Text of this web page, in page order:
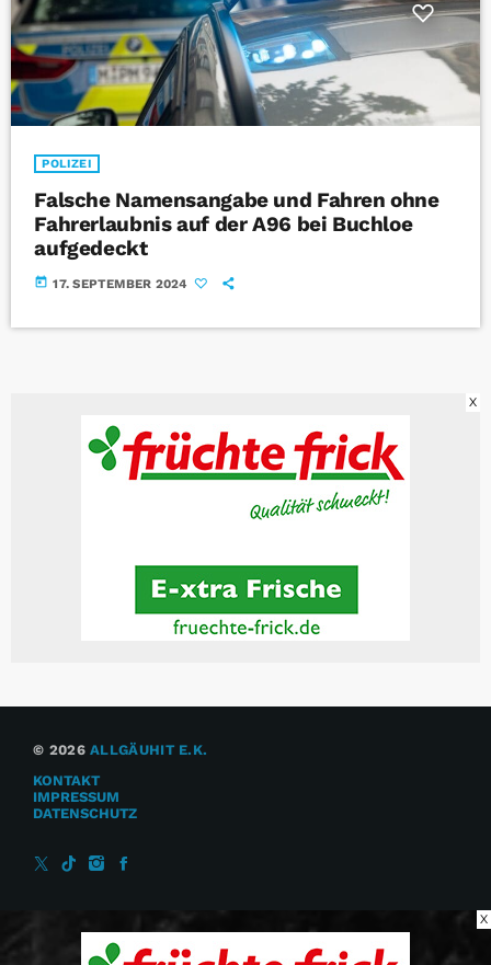
POLIZEI
Falsche Namensangabe und Fahren ohne
Fahrerlaubnis auf der A96 bei Buchloe
aufgedeckt
today 17. SEPTEMBER 2024
X
© 2026ALLGÄUHIT E.K.
KONTAKT
IMPRESSUM
DATENSCHUTZ
X